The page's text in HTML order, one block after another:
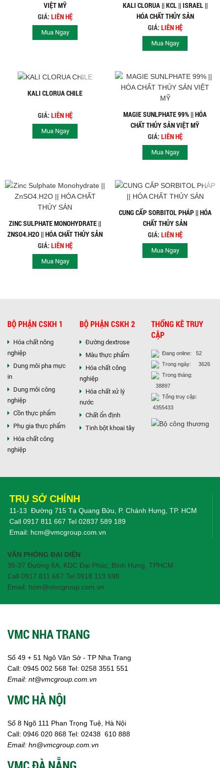
VIỆT MỸ
GIÁ: LIÊN HỆ
Mua Ngay
KALI CLORUA || KCL || ISRAEL ||
HÓA CHẤT THỦY SẢN
GIÁ: LIÊN HỆ
Mua Ngay
KALI CLORUA CHILE
GIÁ: LIÊN HỆ
Mua Ngay
MAGIE SUNLPHATE 99% || HÓA
CHẤT THỦY SẢN VIỆT MỸ
GIÁ: LIÊN HỆ
Mua Ngay
ZINC SULPHATE MONOHYDRATE ||
ZNSO4.H2O || HÓA CHẤT THỦY SẢN
GIÁ: LIÊN HỆ
Mua Ngay
CUNG CẤP SORBITOL PHÁP || HÓA
CHẤT THỦY SẢN
GIÁ: LIÊN HỆ
Mua Ngay
BỘ PHẬN CSKH 1
Hóa chất nông
nghiệp
Dung môi pha mực
in
Dung môi công
nghiệp
Cồn thực phẩm
Phụ gia thực phẩm
Hóa chất công
nghiệp
BỘ PHẬN CSKH 2
Đường dextrose
Màu thực phẩm
Hóa chất công
nghiệp
Hóa chất xử lý
nước
Chất ổn định
Tinh bột khoai tây
THỐNG KÊ TRUY
CẬP
Đang online: 52
Trong ngày: 3626
Trong tháng:
38897
Tổng truy cập:
4355433
TRỤ SỞ CHÍNH
11-13 Đường 715 Tạ Quang Bửu, P. Chánh Hưng, TP. HCM
Call 0917 811 667 Tel 02837 589 189
Email: hcm@vmcgroup.com.vn
VĂN PHÒNG ĐẠI DIỆN
35-37 Đường 6A, KDC Đại Phúc, Bình Hưng, TPHCM
Call 0917 811 667 Tel 0918 113 698
Email: hcm@vmcgroup.com.vn
VMC NHA TRANG
Số 49 + 51 Ngô Văn Sở - TP Nha Trang
Call: 0945 002 568 Tel: 0258 3551 551
Email: nt@vmcgroup.com.vn
VMC HÀ NỘI
Số 8 Ngõ 111 Phan Trọng Tuệ, Hà Nội
Call: 0946 020 868 Tel: 02438 610 888
Email: hn@vmcgroup.com.vn